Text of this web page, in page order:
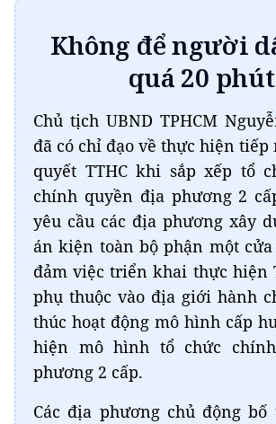
Không để người
quá 20 phút
Chủ tịch UBND TPHCM
đã có chỉ đạo về thực hiện
quyết TTHC khi sắp xếp tổ
chính quyền địa phương 2
yêu cầu các địa phương xây
án kiện toàn bộ phận một cửa
đảm việc triển khai thực hiện
phụ thuộc vào địa giới hành
thúc hoạt động mô hình cấp
hiện mô hình tổ chức
phương 2 cấp.
Các địa phương chủ động